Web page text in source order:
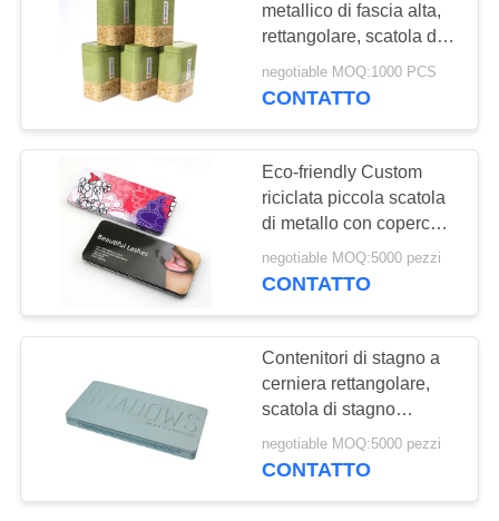
CIRCA
GIRO
DELLA
FABBRICA
CONTROLLO
DI
QUALITÀ
CONTATTO
UNITI
metallico di fascia alta,
rettangolare, scatola di
olio metallico vuoto con
colore CMYK/Pantone
negotiable MOQ:1000 PCS
CONTATTO
Eco-friendly Custom
riciclata piccola scatola
di metallo con coperchio
a cerniera per spazzola
ciglia
negotiable MOQ:5000 pezzi
CONTATTO
Contenitori di stagno a
cerniera rettangolare,
scatola di stagno
cosmetica per la palette
di ombrelloni
negotiable MOQ:5000 pezzi
CONTATTO